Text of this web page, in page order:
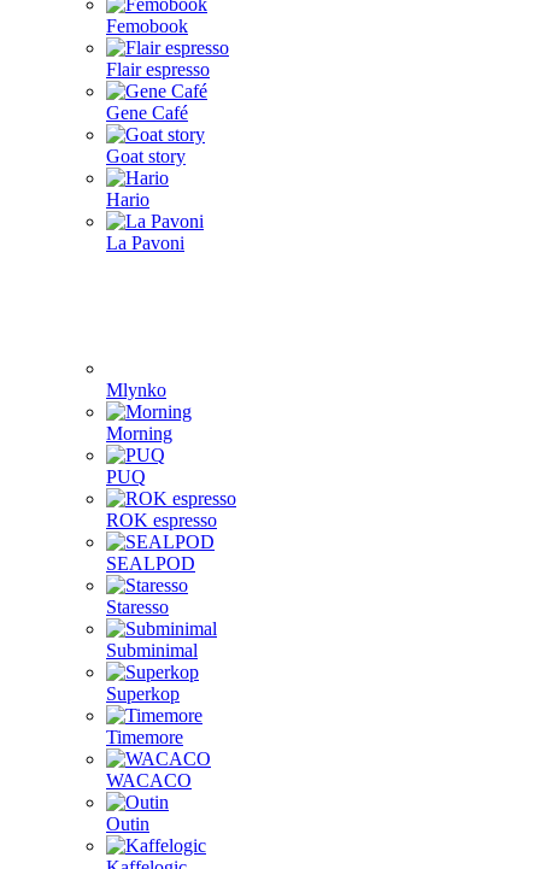
Femobook
Flair espresso
Gene Café
Goat story
Hario
La Pavoni
Mlynko
Morning
PUQ
ROK espresso
SEALPOD
Staresso
Subminimal
Superkop
Timemore
WACACO
Outin